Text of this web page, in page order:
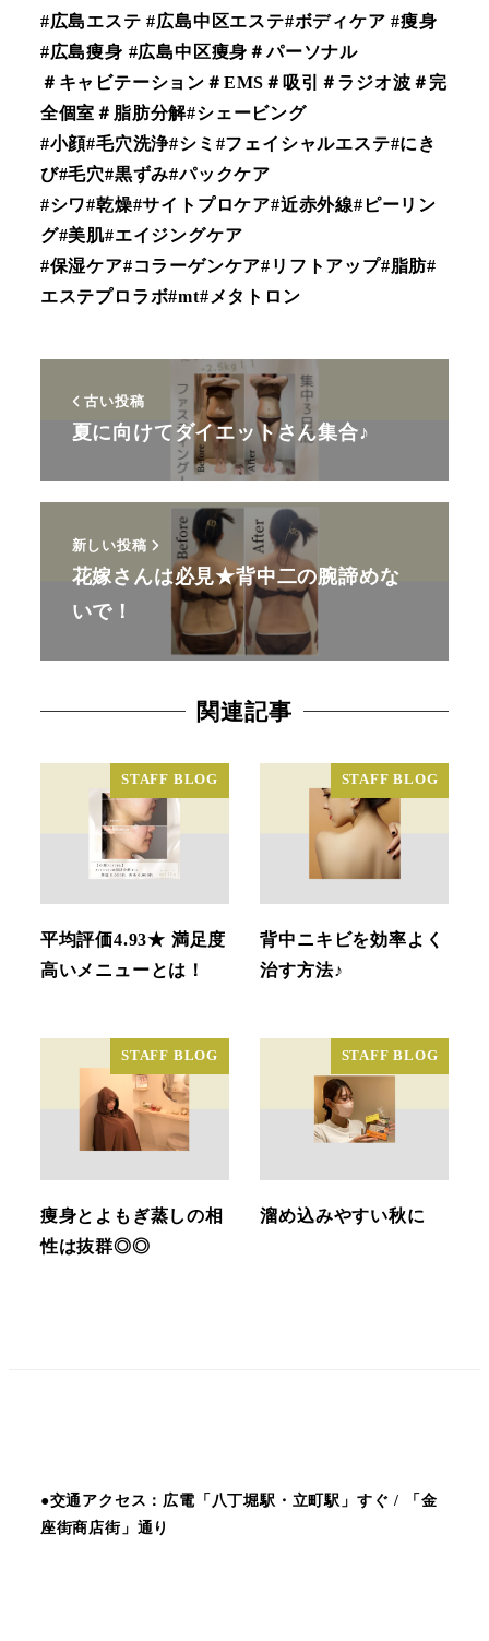
#広島エステ #広島中区エステ#ボディケア #痩身
#広島痩身 #広島中区痩身＃パーソナル
＃キャビテーション＃EMS＃吸引＃ラジオ波＃完
全個室＃脂肪分解#シェービング
#小顔#毛穴洗浄#シミ#フェイシャルエステ#にき
び#毛穴#黒ずみ#パックケア
#シワ#乾燥#サイトプロケア#近赤外線#ピーリン
グ#美肌#エイジングケア
#保湿ケア#コラーゲンケア#リフトアップ#脂肪#
エステプロラボ#mt#メタトロン
古い投稿
夏に向けてダイエットさん集合♪
新しい投稿
花嫁さんは必見★背中二の腕諦めな
いで！
関連記事
STAFF BLOG
平均評価4.93★ 満足度
高いメニューとは！
STAFF BLOG
背中ニキビを効率よく
治す方法♪
STAFF BLOG
痩身とよもぎ蒸しの相
性は抜群◎◎
STAFF BLOG
溜め込みやすい秋に
●交通アクセス：広電「八丁堀駅・立町駅」すぐ / 「金
座街商店街」通り